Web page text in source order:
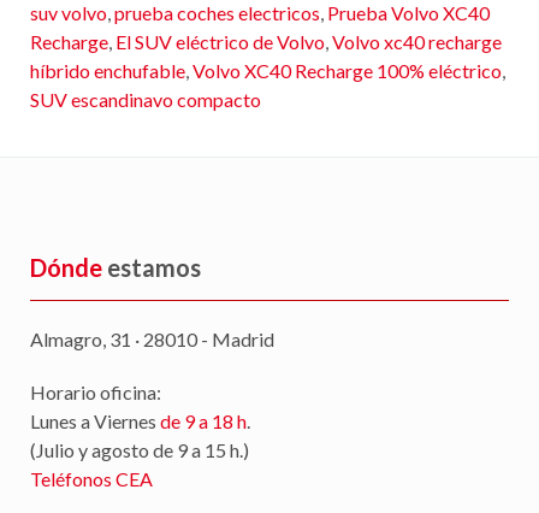
suv volvo,prueba coches electricos, Prueba Volvo XC40
Recharge, El SUV eléctrico de Volvo,Volvo xc40 recharge
híbrido enchufable,Volvo XC40 Recharge 100% eléctrico,
SUV escandinavo compacto
Dónde estamos
Almagro, 31 · 28010 - Madrid
Horario oficina:
Lunes a Viernes de 9 a 18 h.
(Julio y agosto de 9 a 15 h.)
Teléfonos CEA